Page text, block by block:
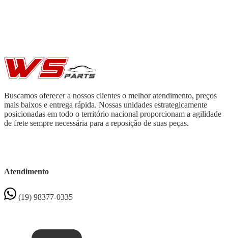
Buscamos oferecer a nossos clientes o melhor atendimento, preços
mais baixos e entrega rápida. Nossas unidades estrategicamente
posicionadas em todo o território nacional proporcionam a agilidade
de frete sempre necessária para a reposição de suas peças.
Atendimento
(19) 98377-0335